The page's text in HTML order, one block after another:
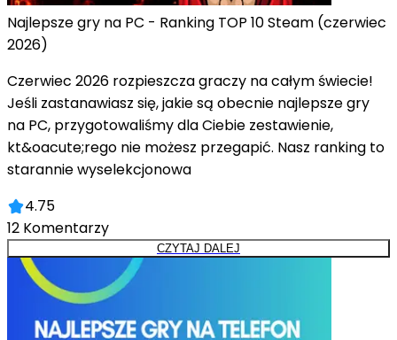
Najlepsze gry na PC - Ranking TOP 10 Steam (czerwiec
2026)
Czerwiec 2026 rozpieszcza graczy na całym świecie!
Jeśli zastanawiasz się, jakie są obecnie najlepsze gry
na PC, przygotowaliśmy dla Ciebie zestawienie,
kt&oacute;rego nie możesz przegapić. Nasz ranking to
starannie wyselekcjonowa
4.75
12 Komentarzy
CZYTAJ DALEJ